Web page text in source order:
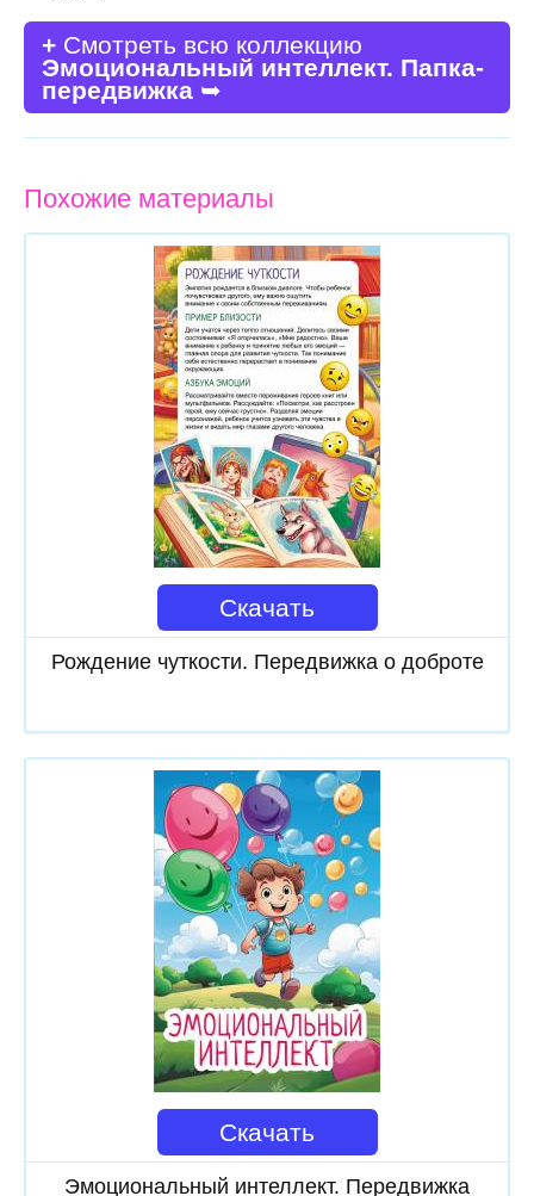
+ Смотреть всю коллекцию
Эмоциональный интеллект. Папка-
передвижка ➥
Похожие материалы
Скачать
Рождение чуткости. Передвижка о доброте
Скачать
Эмоциональный интеллект. Передвижка